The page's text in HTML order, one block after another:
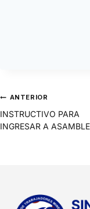
ANTERIOR
INSTRUCTIVO PARA
INGRESAR A